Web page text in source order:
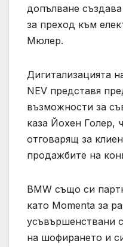
допълване
за преход към
Мюлер.
Дигитализацията
NEV представя
възможности за
каза Йохен Голер,
отговарящ за
продажбите на
BMW също си
като Momenta за
усъвършенствани
на шофирането и